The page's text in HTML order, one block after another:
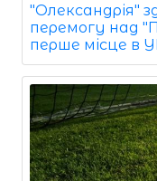
"Олександрія"
перемогу над
перше місце в